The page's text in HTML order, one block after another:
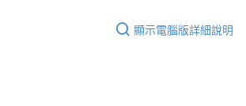
顯示電腦版詳細說明